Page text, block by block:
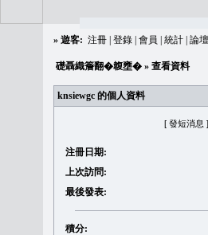
» 遊客: 注冊 登錄 會員 統計 論
礎聶織簷翻�䪖壅� » 查看資料
knsiewgc 的個人資料
[ 發短消息 ]
注冊日期:
上次訪問:
最後發表:
積分: